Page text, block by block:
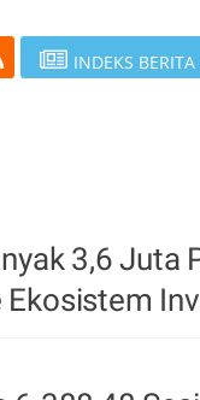
INDEKS BERITA
3,6 Juta